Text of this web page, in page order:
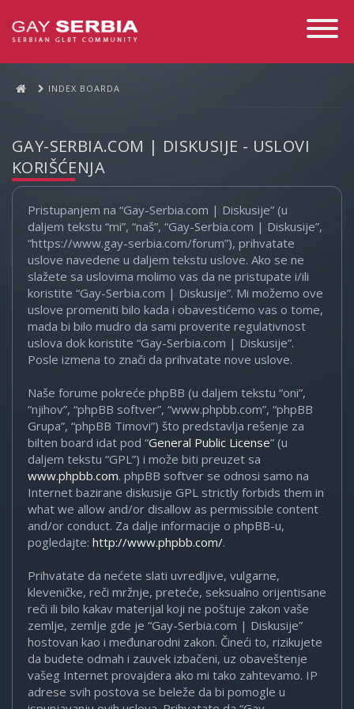
Toggle
INDEX BOARDA
GAY-SERBIA.COM | DISKUSIJE - USLOVI
KORIŠĆENJA
Pristupanjem na “Gay-Serbia.com | Diskusije” (u
daljem tekstu “mi”, “naš”, “Gay-Serbia.com | Diskusije”,
“https://www.gay-serbia.com/forum”), prihvatate
uslove navedene u daljem tekstu uslove. Ako se ne
slažete sa uslovima molimo vas da ne pristupate i/ili
koristite “Gay-Serbia.com | Diskusije”. Mi možemo ove
uslove promeniti bilo kada i obavestićemo vas o tome,
mada bi bilo mudro da sami proverite regulativnost
uslova dok koristite “Gay-Serbia.com | Diskusije”.
Posle izmena to znači da prihvatate nove uslove.
Naše forume pokreće phpBB (u daljem tekstu “oni”,
“njihov”, “phpBB softver”, “www.phpbb.com”, “phpBB
Grupa”, “phpBB Timovi”) što predstavlja rešenje za
bilten board idat pod “General Public License” (u
daljem tekstu “GPL”) i može biti preuzet sa
www.phpbb.com. phpBB softver se odnosi samo na
Internet bazirane diskusije GPL strictly forbids them in
what we allow and/or disallow as permissible content
and/or conduct. Za dalje informacije o phpBB-u,
pogledajte: http://www.phpbb.com/.
Prihvatate da nećete slati uvredljive, vulgarne,
kleveničke, reči mržnje, preteće, seksualno orijentisane
reči ili bilo kakav materijal koji ne poštuje zakon vaše
zemlje, zemlje gde je “Gay-Serbia.com | Diskusije”
hostovan kao i međunarodni zakon. Čineći to, rizikujete
da budete odmah i zauvek izbačeni, uz obaveštenje
vašeg Internet provajdera ako mi tako zahtevamo. IP
adrese svih postova se beleže da bi pomogle u